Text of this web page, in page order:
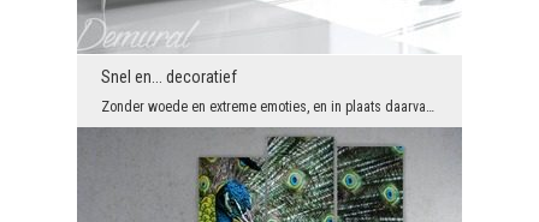
Snel en... decoratief
Zonder woede en extreme emoties, en in plaats daarvan, op een doordachte en conceptuele manier, p...